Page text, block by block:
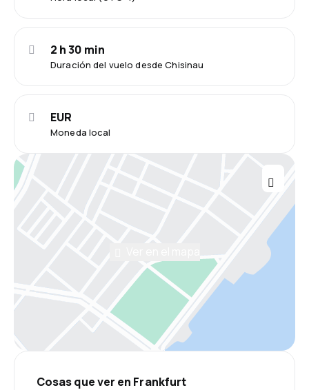
Duración del vuelo desde Chisinau
2 h 30 min
Moneda local
EUR
Cosas que ver en Frankfurt